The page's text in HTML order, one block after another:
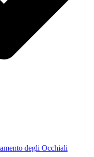
degli Occhiali